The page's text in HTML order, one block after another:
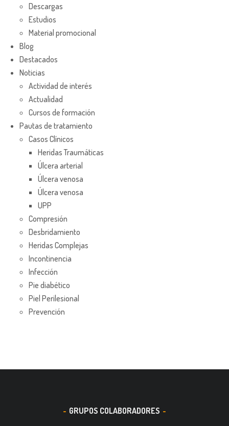
Descargas
Estudios
Material promocional
Blog
Destacados
Noticias
Actividad de interés
Actualidad
Cursos de formación
Pautas de tratamiento
Casos Clínicos
Heridas Traumáticas
Úlcera arterial
Úlcera venosa
Úlcera venosa
UPP
Compresión
Desbridamiento
Heridas Complejas
Incontinencia
Infección
Pie diabético
Piel Perilesional
Prevención
GRUPOS COLABORADORES